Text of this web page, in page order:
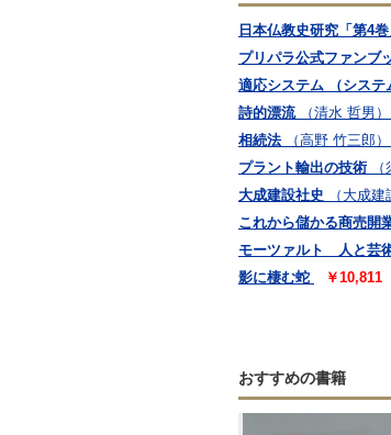
日本仏教史研究「第4
プリパラ公式ファンブ
適応システム （システ
詩的漂流
（清水 哲男）
相続法
（高野 竹三郎）
プラント輸出の技術
大成建設社史
（大成建
これから儲かる商売開
モーツァルト 人と芸
影に棲む蛇
￥10,811
おすすめの書籍